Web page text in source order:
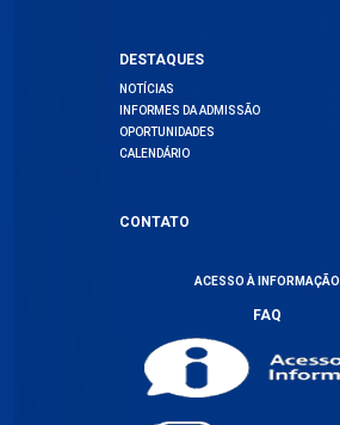
DESTAQUES
NOTÍCIAS
INFORMES DA ADMISSÃO
OPORTUNIDADES
CALENDÁRIO
CONTATO
ACESSO À INFORMAÇÃO
FAQ